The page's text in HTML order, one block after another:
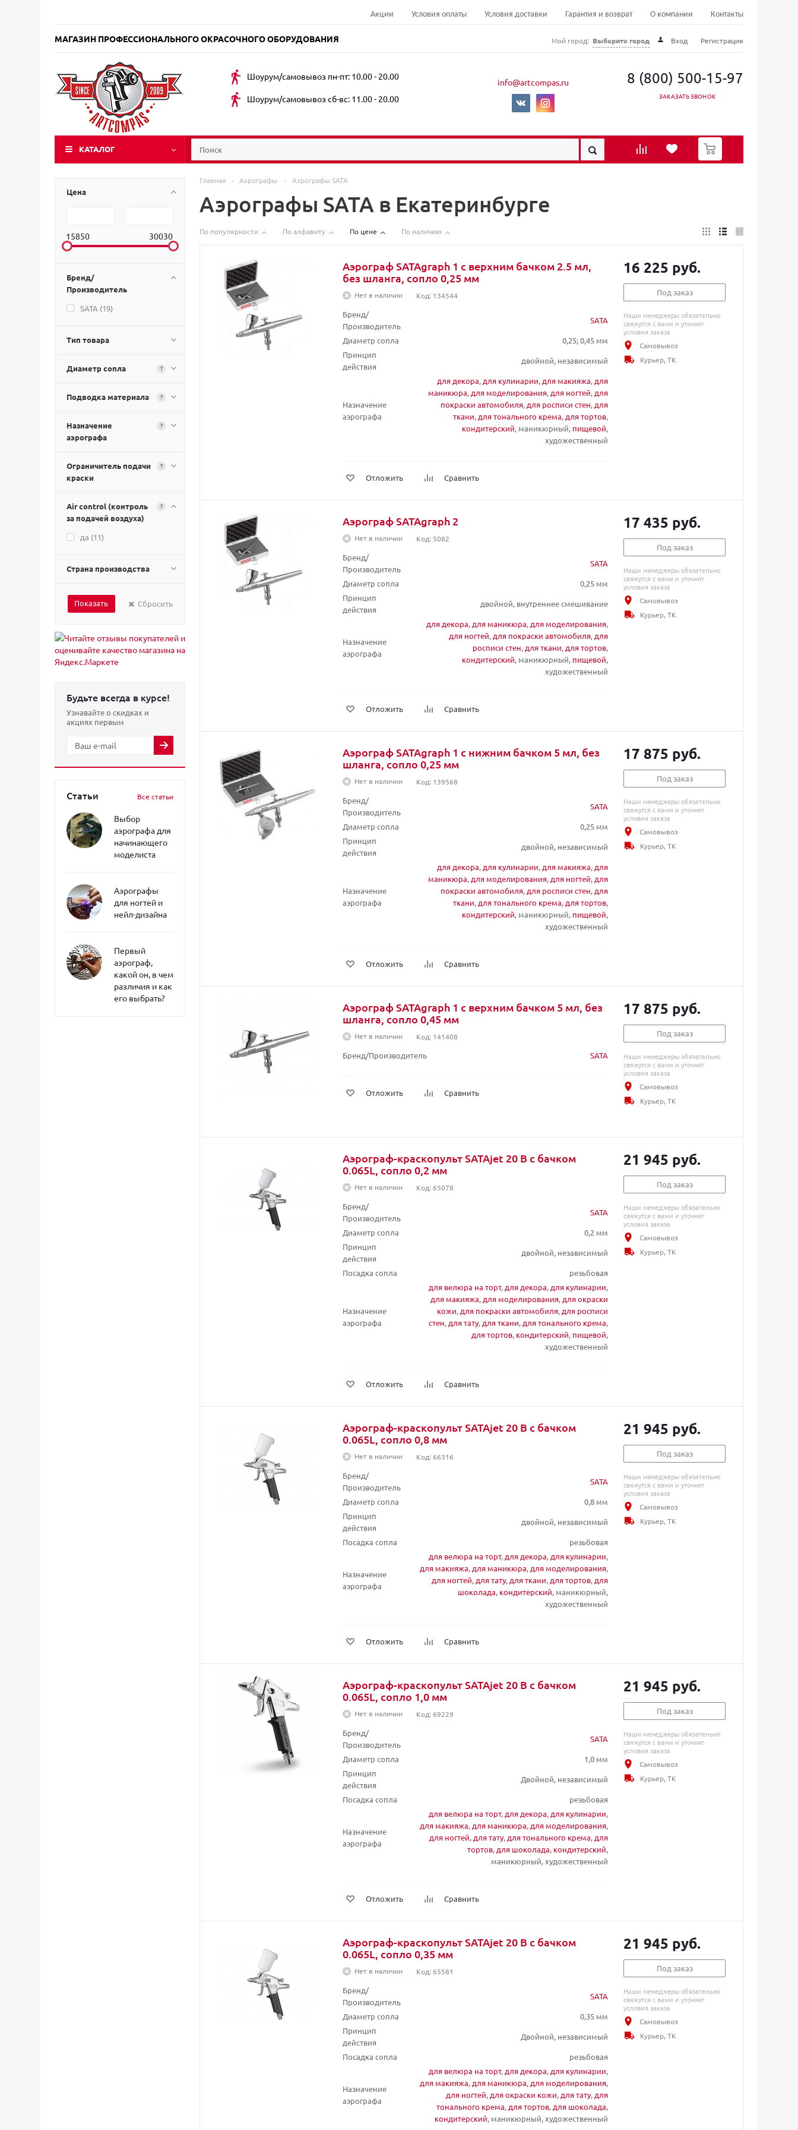
Акции Условия оплаты Условия доставки Гарантия и возврат О компании Контакты
МАГАЗИН ПРОФЕССИОНАЛЬНОГО ОКРАСОЧНОГО ОБОРУДОВАНИЯ Мой город: Выберите город Вход Регистрация
Шоурум/самовывоз пн-пт: 10.00 - 20.00
Шоурум/самовывоз сб-вс: 11.00 - 20.00
info@artcompas.ru 8 (800) 500-15-97
ЗАКАЗАТЬ ЗВОНОК
КАТАЛОГ
0
Цена
15850 30030
Бренд/
Производитель
SATA (19)
Тип товара
Диаметр сопла ?
Подводка материала ?
Назначение
аэрографа
?
Ограничитель подачи
краски
?
Air control (контроль
за подачей воздуха)
?
да (11)
Страна производства
Сбросить
Будьте всегда в курсе!
Узнавайте о скидках и
акциях первым
Статьи Все статьи
Выбор
аэрографа для
начинающего
моделиста
Аэрографы
для ногтей и
нейл-дизайна
Первый
аэрограф,
какой он, в чем
различия и как
его выбрать?
Главная - Аэрографы - Аэрографы SATA
Аэрографы SATA в Екатеринбурге
По популярности По алфавиту По цене По наличию
Аэрограф SATAgraph 1 с верхним бачком 2.5 мл,
без шланга, сопло 0,25 мм
Нет в наличии Код: 134544
Бренд/
Производитель
SATA
Диаметр сопла
0,25; 0,45 мм
Принцип
действия
двойной, независимый
Назначение
аэрографа
для декора, для кулинарии, для макияжа, для
маникюра, для моделирования, для ногтей, для
покраски автомобиля, для росписи стен, для
ткани, для тонального крема, для тортов,
кондитерский, маникюрный, пищевой,
художественный
Отложить Сравнить
16 225 руб.
Под заказ
Наши менеджеры обязательно
свяжутся с вами и уточнят
условия заказа
Самовывоз
Курьер, ТК
Аэрограф SATAgraph 2
Нет в наличии Код: 5082
Бренд/
Производитель
SATA
Диаметр сопла
0,25 мм
Принцип
действия
двойной, внутреннее смешивание
Назначение
аэрографа
для декора, для маникюра, для моделирования,
для ногтей, для покраски автомобиля, для
росписи стен, для ткани, для тортов,
кондитерский, маникюрный, пищевой,
художественный
Отложить Сравнить
17 435 руб.
Под заказ
Наши менеджеры обязательно
свяжутся с вами и уточнят
условия заказа
Самовывоз
Курьер, ТК
Аэрограф SATAgraph 1 с нижним бачком 5 мл, без
шланга, сопло 0,25 мм
Нет в наличии Код: 139568
Бренд/
Производитель
SATA
Диаметр сопла
0,25 мм
Принцип
действия
двойной, независимый
Назначение
аэрографа
для декора, для кулинарии, для макияжа, для
маникюра, для моделирования, для ногтей, для
покраски автомобиля, для росписи стен, для
ткани, для тонального крема, для тортов,
кондитерский, маникюрный, пищевой,
художественный
Отложить Сравнить
17 875 руб.
Под заказ
Наши менеджеры обязательно
свяжутся с вами и уточнят
условия заказа
Самовывоз
Курьер, ТК
Аэрограф SATAgraph 1 с верхним бачком 5 мл, без
шланга, сопло 0,45 мм
Нет в наличии Код: 141408
Бренд/Производитель SATA
Отложить Сравнить
17 875 руб.
Под заказ
Наши менеджеры обязательно
свяжутся с вами и уточнят
условия заказа
Самовывоз
Курьер, ТК
Аэрограф-краскопульт SATAjet 20 B с бачком
0.065L, сопло 0,2 мм
Нет в наличии Код: 65078
Бренд/
Производитель
SATA
Диаметр сопла
0,2 мм
Принцип
действия
двойной, независимый
Посадка сопла
резьбовая
Назначение
аэрографа
для велюра на торт, для декора, для кулинарии,
для макияжа, для моделирования, для окраски
кожи, для покраски автомобиля, для росписи
стен, для тату, для ткани, для тонального крема,
для тортов, кондитерский, пищевой,
художественный
Отложить Сравнить
21 945 руб.
Под заказ
Наши менеджеры обязательно
свяжутся с вами и уточнят
условия заказа
Самовывоз
Курьер, ТК
Аэрограф-краскопульт SATAjet 20 B с бачком
0.065L, сопло 0,8 мм
Нет в наличии Код: 66316
Бренд/
Производитель
SATA
Диаметр сопла
0,8 мм
Принцип
действия
двойной, независимый
Посадка сопла
резьбовая
Назначение
аэрографа
для велюра на торт, для декора, для кулинарии,
для макияжа, для маникюра, для моделирования,
для ногтей, для тату, для ткани, для тортов, для
шоколада, кондитерский, маникюрный,
художественный
Отложить Сравнить
21 945 руб.
Под заказ
Наши менеджеры обязательно
свяжутся с вами и уточнят
условия заказа
Самовывоз
Курьер, ТК
Аэрограф-краскопульт SATAjet 20 B с бачком
0.065L, сопло 1,0 мм
Нет в наличии Код: 69229
Бренд/
Производитель
SATA
Диаметр сопла
1,0 мм
Принцип
действия
Двойной, независимый
Посадка сопла
резьбовая
Назначение
аэрографа
для велюра на торт, для декора, для кулинарии,
для макияжа, для маникюра, для моделирования,
для ногтей, для тату, для тонального крема, для
тортов, для шоколада, кондитерский,
маникюрный, художественный
Отложить Сравнить
21 945 руб.
Под заказ
Наши менеджеры обязательно
свяжутся с вами и уточнят
условия заказа
Самовывоз
Курьер, ТК
Аэрограф-краскопульт SATAjet 20 B с бачком
0.065L, сопло 0,35 мм
Нет в наличии Код: 65581
Бренд/
Производитель
SATA
Диаметр сопла
0,35 мм
Принцип
действия
Двойной, независимый
Посадка сопла
резьбовая
Назначение
аэрографа
для велюра на торт, для декора, для кулинарии,
для макияжа, для маникюра, для моделирования,
для ногтей, для окраски кожи, для тату, для
тонального крема, для тортов, для шоколада,
кондитерский, маникюрный, художественный
21 945 руб.
Под заказ
Наши менеджеры обязательно
свяжутся с вами и уточнят
условия заказа
Самовывоз
Курьер, ТК